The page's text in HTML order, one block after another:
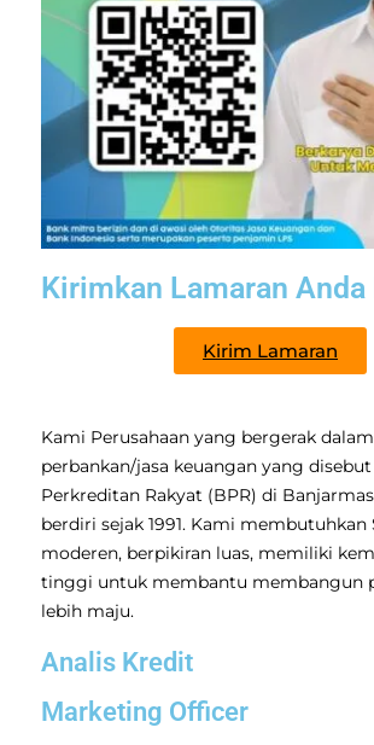
Kirimkan Lamaran Anda
Kirim Lamaran
Kami Perusahaan yang bergerak
perbankan/jasa keuangan yang
Perkreditan Rakyat (BPR) di
berdiri sejak 1991. Kami membutuhkan
moderen, berpikiran luas, memiliki
tinggi untuk membantu membangun
lebih maju.
Analis Kredit
Marketing Officer